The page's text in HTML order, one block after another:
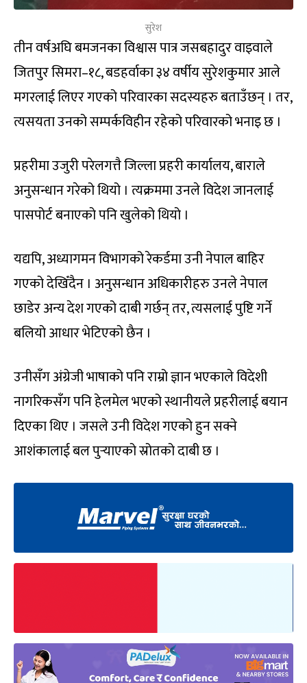
सुरेश
तीन वर्षअघि बमजनका विश्वास पात्र जसबहादुर वाइवाले
जितपुर सिमरा–१८, बडहर्वाका ३४ वर्षीय सुरेशकुमार आले
मगरलाई लिएर गएको परिवारका सदस्यहरु बताउँछन् । तर,
त्यसयता उनको सम्पर्कविहीन रहेको परिवारको भनाइ छ ।
प्रहरीमा उजुरी परेलगत्तै जिल्ला प्रहरी कार्यालय, बाराले
अनुसन्धान गरेको थियो । त्यक्रममा उनले विदेश जानलाई
पासपोर्ट बनाएको पनि खुलेको थियो ।
यद्यपि, अध्यागमन विभागको रेकर्डमा उनी नेपाल बाहिर
गएको देखिँदैन । अनुसन्धान अधिकारीहरु उनले नेपाल
छाडेर अन्य देश गएको दाबी गर्छन् तर, त्यसलाई पुष्टि गर्ने
बलियो आधार भेटिएको छैन ।
उनीसँग अंग्रेजी भाषाको पनि राम्रो ज्ञान भएकाले विदेशी
नागरिकसँग पनि हेलमेल भएको स्थानीयले प्रहरीलाई बयान
दिएका थिए । जसले उनी विदेश गएको हुन सक्ने
आशंकालाई बल पुर्‍याएको स्रोतको दाबी छ ।